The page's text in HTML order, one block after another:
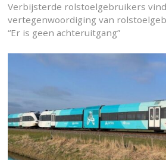
Verbijsterde rolstoelgebruikers
vertegenwoordiging van
“Er is geen achteruitgang”